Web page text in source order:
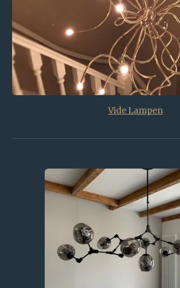
Vide Lampen